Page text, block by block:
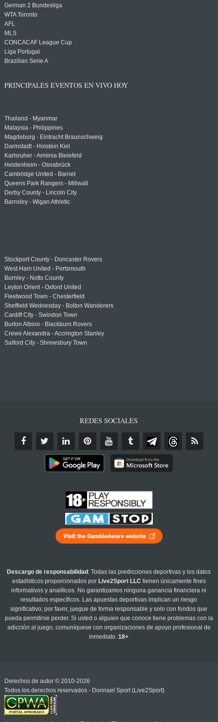
German 2 Bundesliga
WTA Toronto
AFL
MLS
CONCACAF League Cup
Liga Portugal
Brazilian Serie A
PRINCIPALES EVENTOS EN VIVO HOY
Thailand - Myanmar
Malaysia - Philippines
Magdeburg - Eintracht Braunschweig
Darmstadt - Holstein Kiel
Karlsruher - Arminia Bielefeld
Heidenheim - Osnabrück
Cambridge United - Barnet
Queens Park Rangers - Millwall
Derby County - Lincoln City
Barnsley - Wigan Athletic
Stockport County - Doncaster Rovers
West Ham United - Portsmouth
Burnley - Notts County
Leyton Orient - Oxford United
Fleetwood Town - Chesterfield
Sheffield Wednesday - Bolton Wanderers
Cardiff City - Swindon Town
Burton Albion - Blackburn Rovers
Crewe Alexandra - Accrington Stanley
Salford City - Shrewsbury Town
REDES SOCIALES
Descargo de responsabilidad : Todas las predicciones deportivas y los datos
estadísticos proporcionados por Live2Sport LLC tienen únicamente fines
informativos y analíticos. No garantizamos ninguna ganancia financiera ni
resultados específicos. Las apuestas deportivas implican un riesgo
significativo; por favor, juegue de forma responsable y solo con fondos que
pueda permitirse perder. Si usted o alguien que conoce tiene problemas con la
adicción al juego, comuníquese con organizaciones de apoyo profesional de
inmediato.18+
Derechos de autor © 2010-2026
Todos los derechos reservados - Donnael Sport (Live2Sport)